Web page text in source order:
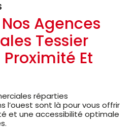
Agences
Tessier
Et
réparties
l’ouest sont là pour vous offrir
et une accessibilité optimale